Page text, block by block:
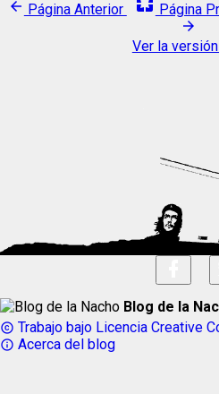
arrow_back Página Anterior Página
arrow_forward
Ver la
Blog de la
copyright Trabajo bajo Licencia Creative
info_outline Acerca del blog